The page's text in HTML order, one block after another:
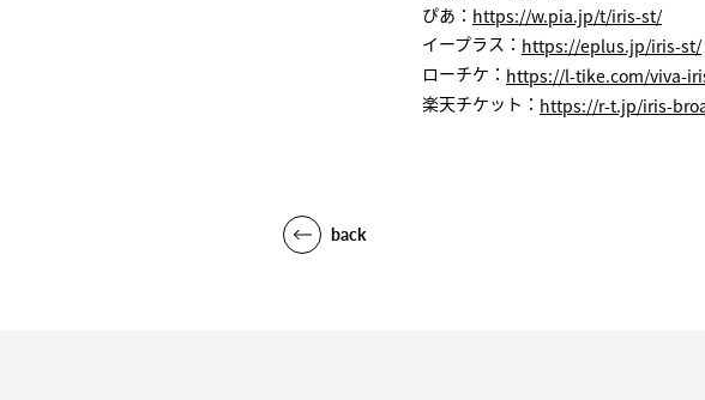
ぴあ： https://w.pia.jp/t/iris-st/
イープラス： https://eplus.jp/iris-st/
ローチケ： https://l-tike.com/viva-
楽天チケット： https://r-t.jp/iris-
back